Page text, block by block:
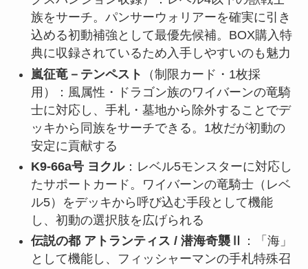
族をサーチ。パンサーウォリアーを確実に引き
込める初動補強として最優先候補。BOX購入特
典に収録されているため入手しやすいのも魅力
嵐征竜－テンペスト
（制限カード・1枚採
用）：風属性・ドラゴン族のワイバーンの竜騎
士に対応し、手札・墓地から除外することでデ
ッキから同族をサーチできる。1枚だが初動の
安定に貢献する
K9-66a号 ヨクル：レベル5モンスターに対応し
たサポートカード。ワイバーンの竜騎士（レベ
ル5）をデッキから呼び込む手段として機能
し、初動の選択肢を広げられる
伝説の都 アトランティス / 潜海奇襲Ⅱ
：「海」
として機能し、フィッシャーマンの手札特殊召